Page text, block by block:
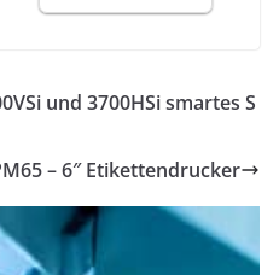
und 3700HSi smartes S
– 6″ Etikettendrucker